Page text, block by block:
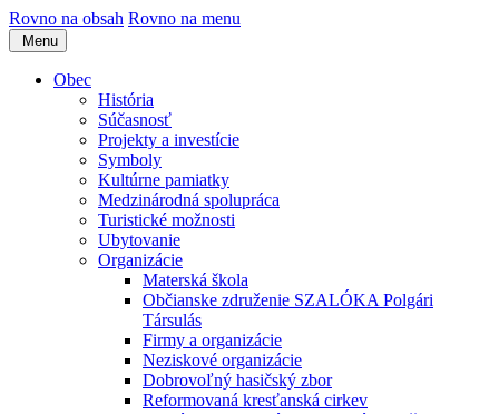
Rovno na obsah Rovno na menu
Menu
Obec
História
Súčasnosť
Projekty a investície
Symboly
Kultúrne pamiatky
Medzinárodná spolupráca
Turistické možnosti
Ubytovanie
Organizácie
Materská škola
Občianske združenie SZALÓKA Polgári
Társulás
Firmy a organizácie
Neziskové organizácie
Dobrovoľný hasičský zbor
Reformovaná kresťanská cirkev